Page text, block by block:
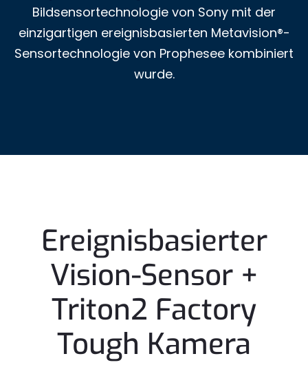
Bildsensortechnologie von Sony mit der
einzigartigen ereignisbasierten Metavision®-
Sensortechnologie von Prophesee kombiniert
wurde.
Ereignisbasierter
Vision-Sensor +
Triton2 Factory
Tough Kamera